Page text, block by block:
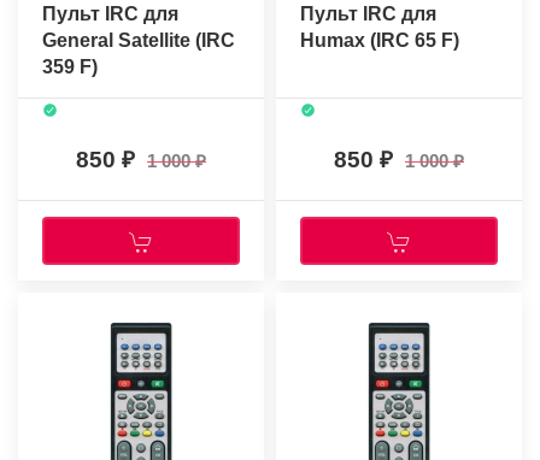
Пульт IRC для
General Satellite (IRC
359 F)
850 1 000
Пульт IRC для
Humax (IRC 65 F)
850 1 000